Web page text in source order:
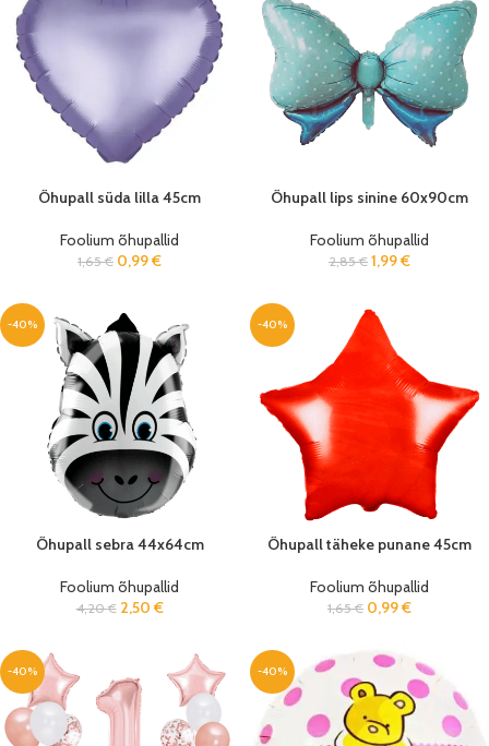
Õhupall süda lilla 45cm
Foolium õhupallid
1,65€ 0,99€
Õhupall lips sinine 60x90cm
Foolium õhupallid
2,85€ 1,99€
-40%
Õhupall sebra 44x64cm
Foolium õhupallid
4,20€ 2,50 €
-40%
Õhupall täheke punane 45cm
Foolium õhupallid
1,65€ 0,99€
-40% -40%